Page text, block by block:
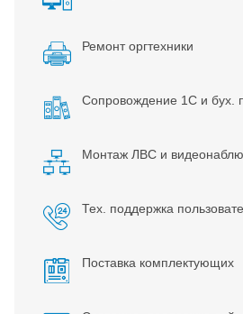
Ремонт оргтехники
Сопровождение 1С и бух.
Монтаж ЛВС и
Тех. поддержка
Поставка комплектующих